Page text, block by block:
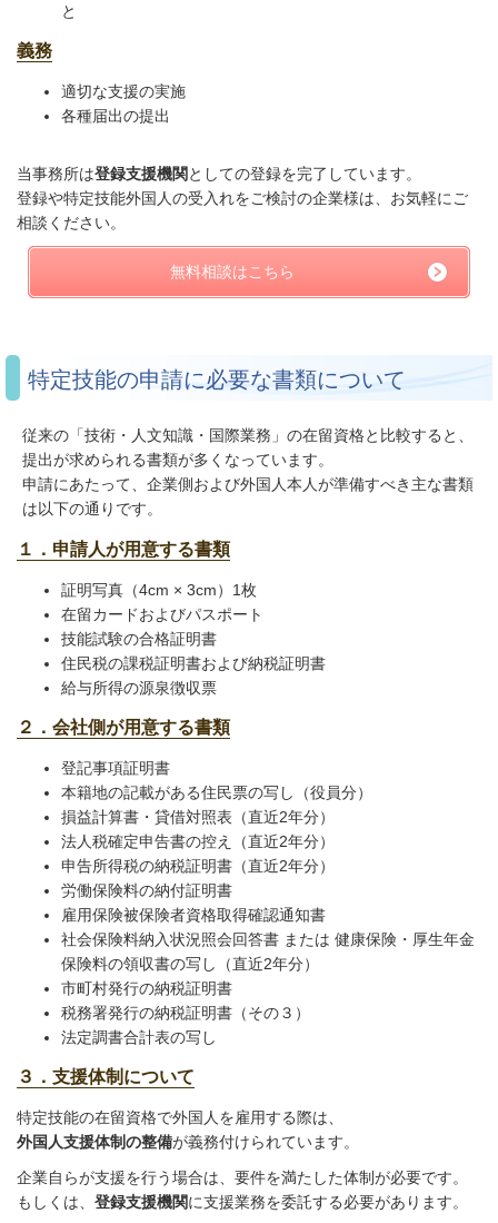
と
義務
適切な支援の実施
各種届出の提出
当事務所は登録支援機関としての登録を完了しています。
登録や特定技能外国人の受入れをご検討の企業様は、お気軽にご
相談ください。
無料相談はこちら
特定技能の申請に必要な書類について
従来の「技術・人文知識・国際業務」の在留資格と比較すると、
提出が求められる書類が多くなっています。
申請にあたって、企業側および外国人本人が準備すべき主な書類
は以下の通りです。
１．申請人が用意する書類
証明写真（4cm × 3cm）1枚
在留カードおよびパスポート
技能試験の合格証明書
住民税の課税証明書および納税証明書
給与所得の源泉徴収票
２．会社側が用意する書類
登記事項証明書
本籍地の記載がある住民票の写し（役員分）
損益計算書・貸借対照表（直近2年分）
法人税確定申告書の控え（直近2年分）
申告所得税の納税証明書（直近2年分）
労働保険料の納付証明書
雇用保険被保険者資格取得確認通知書
社会保険料納入状況照会回答書 または 健康保険・厚生年金
保険料の領収書の写し（直近2年分）
市町村発行の納税証明書
税務署発行の納税証明書（その３）
法定調書合計表の写し
３．支援体制について
特定技能の在留資格で外国人を雇用する際は、
外国人支援体制の整備が義務付けられています。
企業自らが支援を行う場合は、要件を満たした体制が必要です。
もしくは、 登録支援機関に支援業務を委託する必要があります。